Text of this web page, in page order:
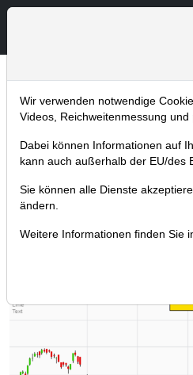
Chartanalysen
Home Blog Chartanalysen
Amazon: Liefert
bald Lebensmittel
Wir verwenden notwendige
Videos, Reichweitenmessung
Dabei können Informationen auf
kann auch außerhalb der EU/des
Sie können alle Dienste
ändern.
Weitere Informationen finden Sie